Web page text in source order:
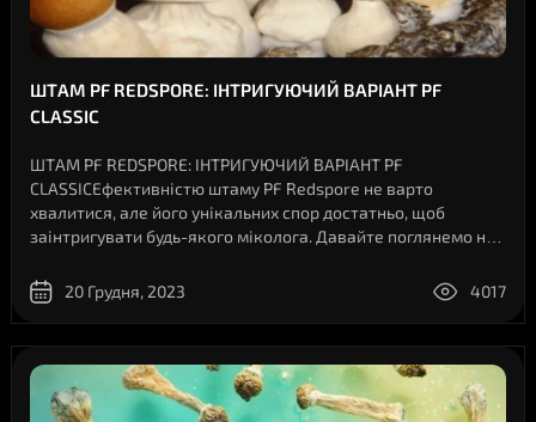
ШТАМ PF REDSPORE: ІНТРИГУЮЧИЙ ВАРІАНТ PF
CLASSIC
ШТАМ PF REDSPORE: ІНТРИГУЮЧИЙ ВАРІАНТ PF
CLASSICЕфективністю штаму PF Redspore не варто
хвалитися, але його унікальних спор достатньо, щоб
заінтригувати будь-якого міколога. Давайте поглянемо на
штаму PF Classic . Цей штам майже в усьому іденти..
20 Грудня, 2023 4017